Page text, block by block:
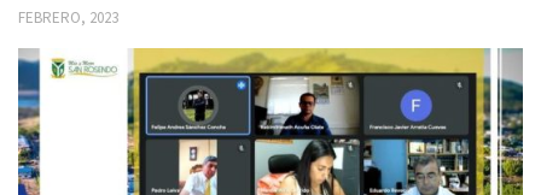
FEBRERO, 2023